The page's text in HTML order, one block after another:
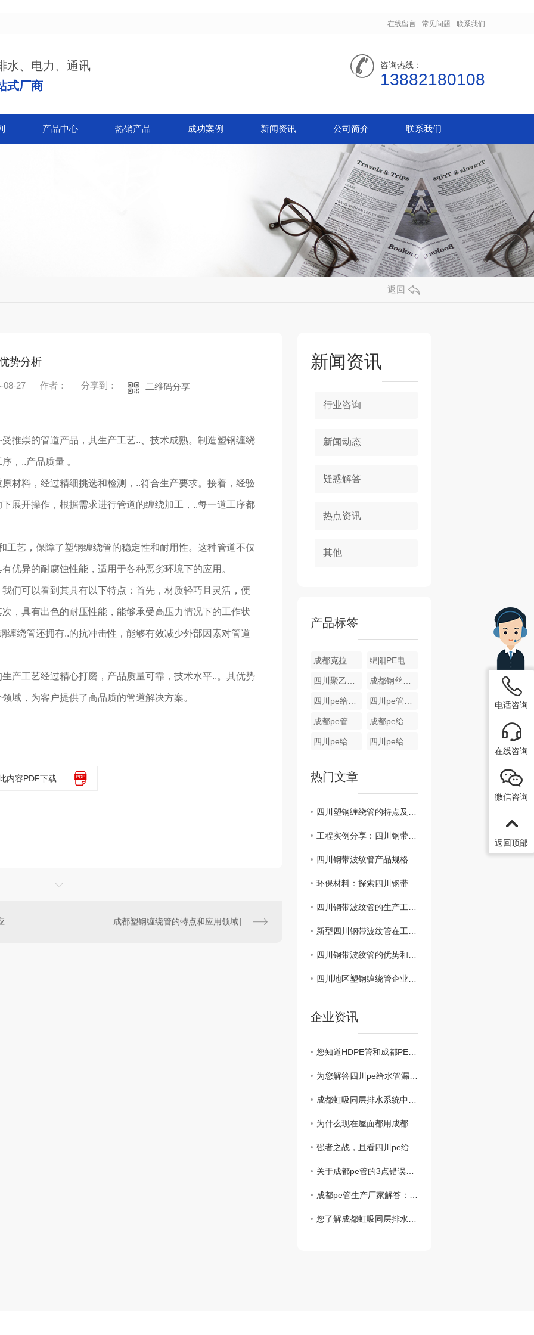
在线留言 常见问题 联系我们
水、电力、通讯
式厂商
咨询热线：
13882180108
产品中心 热销产品 成功案例 新闻资讯 公司简介 联系我们
返回
势分析
08-27 作者： 分享到： 二维码分享
推崇的管道产品，其生产工艺..、技术成熟。制造塑钢缠绕
，..产品质量 。
材料，经过精细挑选和检测，..符合生产要求。接着，经验
展开操作，根据需求进行管道的缠绕加工，..每一道工序都
工艺，保障了塑钢缠绕管的稳定性和耐用性。这种管道不仅
优异的耐腐蚀性能，适用于各种恶劣环境下的应用。
们可以看到其具有以下特点：首先，材质轻巧且灵活，便
，具有出色的耐压性能，能够承受高压力情况下的工作状
缠绕管还拥有..的抗冲击性，能够有效减少外部因素对管道
产工艺经过精心打磨，产品质量可靠，技术水平..。其优势
域，为客户提供了高品质的管道解决方案。
内容PDF下载
成都塑钢缠绕管在市政工程中的应用案例 成都塑钢缠绕管的特点和应用领域
新闻资讯
行业咨询
新闻动态
疑惑解答
热点资讯
其他
产品标签
成都克拉管厂家 绵阳PE电熔管件
四川聚乙烯（PE）钢丝网骨架管 成都钢丝骨架管
四川pe给水管批发 四川pe管批发
成都pe管厂家 成都pe给水管
四川pe给水管厂家 四川pe给水管
热门文章
四川塑钢缠绕管的特点及应用领域解析
工程实例分享：四川钢带波纹管在市政管道建设中的应用效果
四川钢带波纹管产品规格与选购指南
环保材料：探索四川钢带波纹管在设施建设中的可持续性应用
四川钢带波纹管的生产工艺及技术特点解析
新型四川钢带波纹管在工程建设中的作用
四川钢带波纹管的优势和应用领域分析
四川地区塑钢缠绕管企业竞争格局解析
企业资讯
您知道HDPE管和成都PE管的区别有哪些吗？
为您解答四川pe给水管漏水的预防措施？
成都虹吸同层排水系统中雨水斗的作用？
为什么现在屋面都用成都虹吸同层排水系统？
强者之战，且看四川pe给水管和钢管谁胜谁负？
关于成都pe管的3点错误认知你中过招吗？
成都pe管生产厂家解答：pe管真的可以使用50年吗？
您了解成都虹吸同层排水系统的主要构造都是什么吗
电话咨询
在线咨询
微信咨询
返回顶部